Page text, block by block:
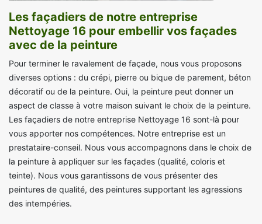
Les façadiers de notre entreprise
Nettoyage 16 pour embellir vos façades
avec de la peinture
Pour terminer le ravalement de façade, nous vous proposons
diverses options : du crépi, pierre ou bique de parement, béton
décoratif ou de la peinture. Oui, la peinture peut donner un
aspect de classe à votre maison suivant le choix de la peinture.
Les façadiers de notre entreprise Nettoyage 16 sont-là pour
vous apporter nos compétences. Notre entreprise est un
prestataire-conseil. Nous vous accompagnons dans le choix de
la peinture à appliquer sur les façades (qualité, coloris et
teinte). Nous vous garantissons de vous présenter des
peintures de qualité, des peintures supportant les agressions
des intempéries.